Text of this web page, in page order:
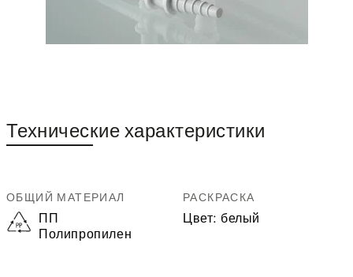
Технические характеристики
ОБЩИЙ МАТЕРИАЛ
ПП
Полипропилен
РАСКРАСКА
Цвет: белый